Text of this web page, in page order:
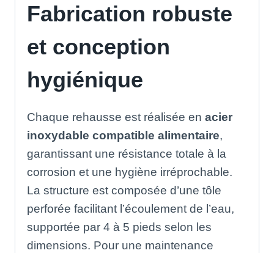
Fabrication robuste
et conception
hygiénique
Chaque rehausse est réalisée en acier
inoxydable compatible alimentaire,
garantissant une résistance totale à la
corrosion et une hygiène irréprochable.
La structure est composée d’une tôle
perforée facilitant l’écoulement de l’eau,
supportée par 4 à 5 pieds selon les
dimensions. Pour une maintenance